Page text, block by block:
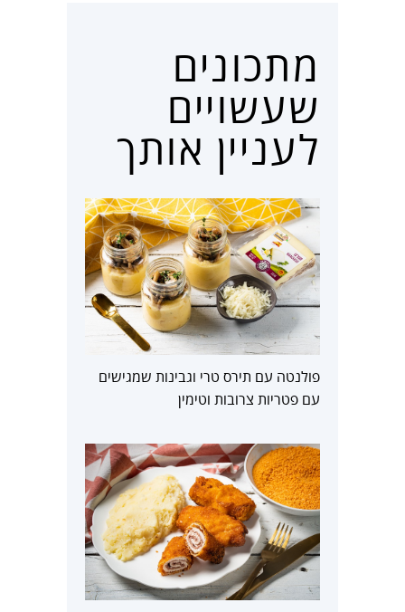
מתכונים
שעשויים
לעניין אותך
פולנטה עם תירס טרי וגבינות שמגישים
עם פטריות צרובות וטימין